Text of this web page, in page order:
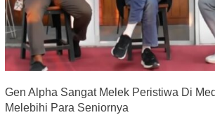
Gen Alpha Sangat Melek Peristiwa Di
Melebihi Para Seniornya